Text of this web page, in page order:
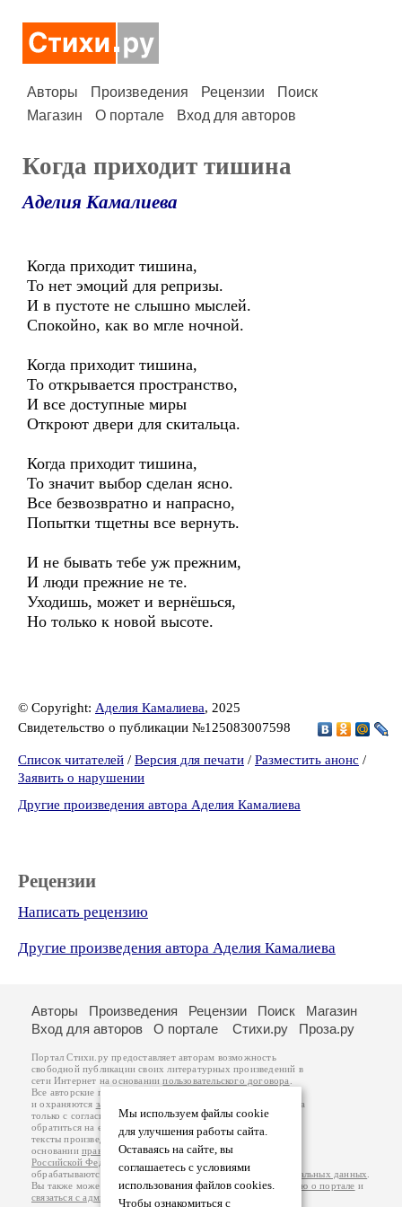
Авторы Произведения Рецензии
Поиск
Магазин
О портале Вход для авторов
Когда приходит тишина
Аделия Камалиева
Когда приходит тишина,
То нет эмоций для репризы.
И в пустоте не слышно мыслей.
Спокойно, как во мгле ночной.
Когда приходит тишина,
То открывается пространство,
И все доступные миры
Откроют двери для скитальца.
Когда приходит тишина,
То значит выбор сделан ясно.
Все безвозвратно и напрасно,
Попытки тщетны все вернуть.
И не бывать тебе уж прежним,
И люди прежние не те.
Уходишь, может и вернёшься,
Но только к новой высоте.
© Copyright: Аделия Камалиева, 2025
Свидетельство о публикации №125083007598
Список читателей / Версия для печати / Разместить анонс /
Заявить о нарушении
Другие произведения автора Аделия Камалиева
Рецензии
Написать рецензию
Другие произведения автора Аделия Камалиева
Мы используем файлы cookie
для улучшения работы сайта.
Оставаясь на сайте, вы
соглашаетесь с условиями
использования файлов cookies.
Чтобы ознакомиться с
Авторы Произведения Рецензии Поиск
Магазин
Вход для авторов
О портале Стихи.ру Проза.ру
Портал Стихи.ру предоставляет авторам возможность
свободной публикации своих литературных произведений в
сети Интернет на основаниипользовательского договора
Все авторские права на произведения принадлежат авторам
и охраняются законом
. Перепечатка произведений возможна
только с согласия его автора, к которому вы можете
обратиться на его авторской странице. Ответственность за
тексты произведений авторы несут самостоятельно на
основанииправил публикацииизаконодательства
Российской Федерации
обрабатываются на основанииПолитики обработки персональных данных
Вы также можете посмотреть более подробнуюинформацию о портале и
связаться с администрацией